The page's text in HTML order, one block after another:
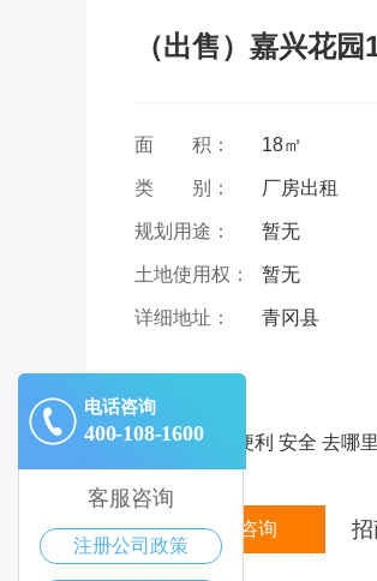
（出售）嘉兴花
面 积： 18㎡
类 别： 厂房出租
规划用途： 暂无
土地使用权： 暂无
详细地址： 青冈县
地段好 交通便利 安全 去哪
在线咨询 招
电话咨询
400-108-1600
客服咨询
注册公司政策